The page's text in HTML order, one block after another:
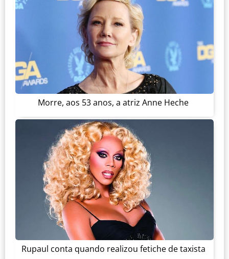
Morre, aos 53 anos, a atriz Anne Heche
Rupaul conta quando realizou fetiche de taxista